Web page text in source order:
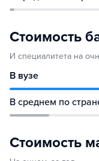
Стоимость
И специалитета на
В вузе
В среднем по
Стоимость